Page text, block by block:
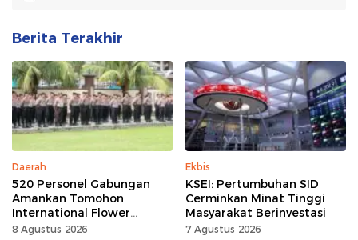
Berita Terakhir
Daerah
520 Personel Gabungan
Amankan Tomohon
International Flower
Festival
8 Agustus 2026
Ekbis
KSEI: Pertumbuhan SID
Cerminkan Minat Tinggi
Masyarakat Berinvestasi
7 Agustus 2026